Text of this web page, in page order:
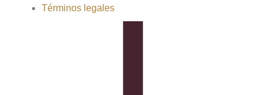
Términos legales